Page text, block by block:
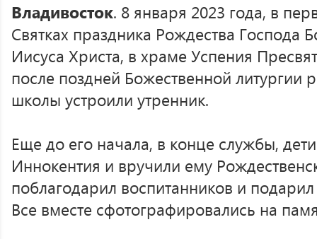
Владивосток. 8 января 2023 года, в
Святках праздника Рождества Господа
Иисуса Христа, в храме Успения
после поздней Божественной литургии
школы устроили утренник.
Еще до его начала, в конце службы,
Иннокентия и вручили ему
поблагодарил воспитанников и
Все вместе сфотографировались на